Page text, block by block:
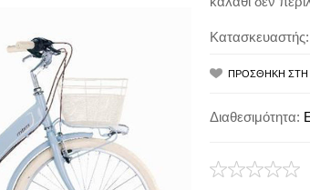
Κατασκευαστής:
Διαθεσιμότητα: